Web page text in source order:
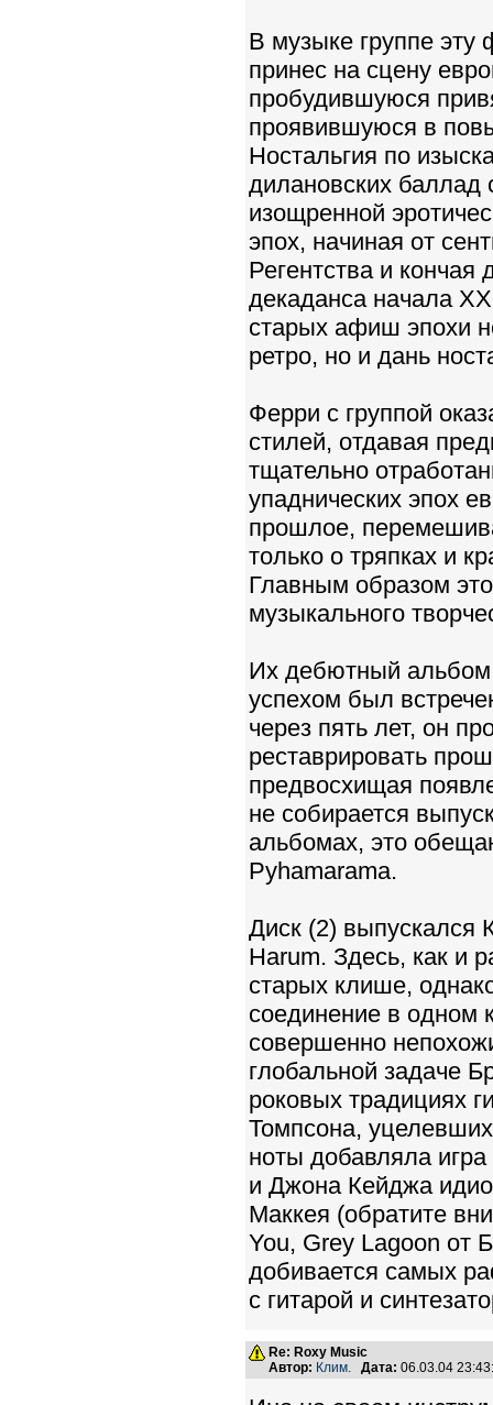
В музыке группе
принес на сцену
пробудившуюся
проявившуюся в
Ностальгия по
дилановских баллад
изощренной
эпох, начиная от
Регентства и кончая
декаданса начала
старых афиш эпохи
ретро, но и дань
Ферри с группой
стилей, отдавая
тщательно
упаднических эпох
прошлое,
только о тряпках и
Главным образом
музыкального
Их дебютный альбом
успехом был
через пять лет, он
реставрировать
предвосхищая
не собирается
альбомах, это
Pyhamarama.
Диск (2) выпускался
Harum. Здесь, как и
старых клише,
соединение в одном
совершенно
глобальной задаче
роковых традициях
Томпсона,
ноты добавляла
и Джона Кейджа
Маккея (обратите
You, Grey Lagoon от
добивается самых
с гитарой и
Re: Roxy Music
Автор: Клим. Дата: 06.03.04